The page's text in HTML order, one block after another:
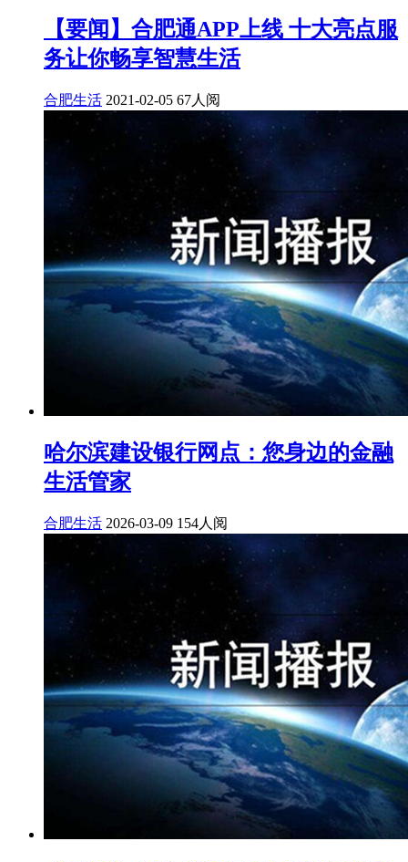
【要闻】合肥通APP上线 十大亮点服
务让你畅享智慧生活
合肥生活 2021-02-05 67人阅
哈尔滨建设银行网点：您身边的金融
生活管家
合肥生活 2026-03-09 154人阅